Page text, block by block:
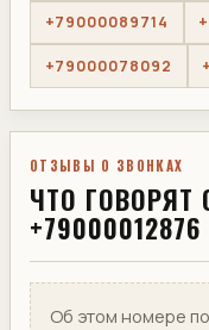
+79000089714
+79000078092
ОТЗЫВЫ О ЗВОНКАХ
ЧТО ГОВОРЯТ
+79000012876
Об этом номере